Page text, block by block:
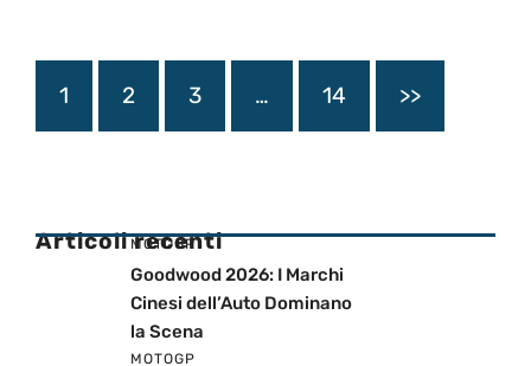
1 2 3 … 14 >>
Articoli recenti
MOTOGP
Goodwood 2026: I Marchi
Cinesi dell’Auto Dominano
la Scena
MOTOGP